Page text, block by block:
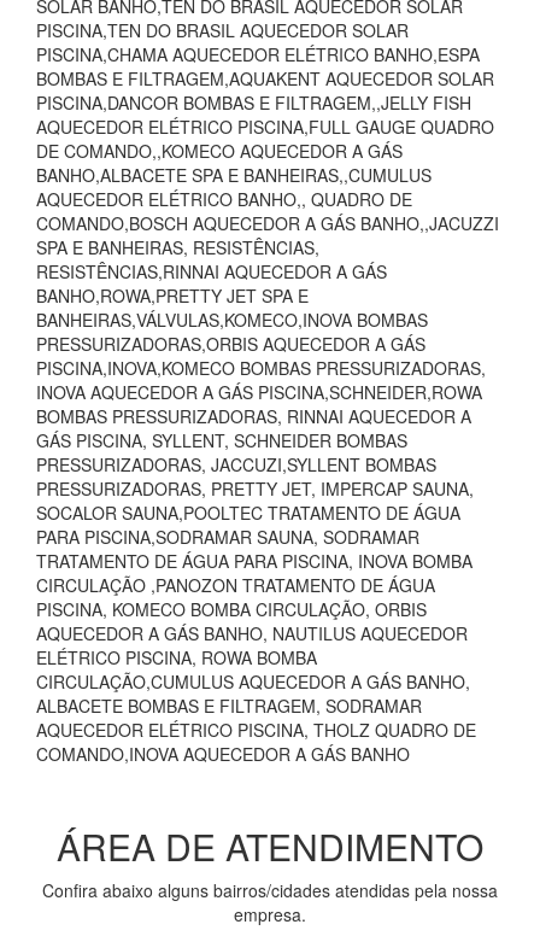
SOLAR BANHO,TEN DO BRASIL AQUECEDOR SOLAR
PISCINA,TEN DO BRASIL AQUECEDOR SOLAR
PISCINA,CHAMA AQUECEDOR ELÉTRICO BANHO,ESPA
BOMBAS E FILTRAGEM,AQUAKENT AQUECEDOR SOLAR
PISCINA,DANCOR BOMBAS E FILTRAGEM,,JELLY FISH
AQUECEDOR ELÉTRICO PISCINA,FULL GAUGE QUADRO
DE COMANDO,,KOMECO AQUECEDOR A GÁS
BANHO,ALBACETE SPA E BANHEIRAS,,CUMULUS
AQUECEDOR ELÉTRICO BANHO,, QUADRO DE
COMANDO,BOSCH AQUECEDOR A GÁS BANHO,,JACUZZI
SPA E BANHEIRAS, RESISTÊNCIAS,
RESISTÊNCIAS,RINNAI AQUECEDOR A GÁS
BANHO,ROWA,PRETTY JET SPA E
BANHEIRAS,VÁLVULAS,KOMECO,INOVA BOMBAS
PRESSURIZADORAS,ORBIS AQUECEDOR A GÁS
PISCINA,INOVA,KOMECO BOMBAS PRESSURIZADORAS,
INOVA AQUECEDOR A GÁS PISCINA,SCHNEIDER,ROWA
BOMBAS PRESSURIZADORAS, RINNAI AQUECEDOR A
GÁS PISCINA, SYLLENT, SCHNEIDER BOMBAS
PRESSURIZADORAS, JACCUZI,SYLLENT BOMBAS
PRESSURIZADORAS, PRETTY JET, IMPERCAP SAUNA,
SOCALOR SAUNA,POOLTEC TRATAMENTO DE ÁGUA
PARA PISCINA,SODRAMAR SAUNA, SODRAMAR
TRATAMENTO DE ÁGUA PARA PISCINA, INOVA BOMBA
CIRCULAÇÃO ,PANOZON TRATAMENTO DE ÁGUA
PISCINA, KOMECO BOMBA CIRCULAÇÃO, ORBIS
AQUECEDOR A GÁS BANHO, NAUTILUS AQUECEDOR
ELÉTRICO PISCINA, ROWA BOMBA
CIRCULAÇÃO,CUMULUS AQUECEDOR A GÁS BANHO,
ALBACETE BOMBAS E FILTRAGEM, SODRAMAR
AQUECEDOR ELÉTRICO PISCINA, THOLZ QUADRO DE
COMANDO,INOVA AQUECEDOR A GÁS BANHO
ÁREA DE ATENDIMENTO
Confira abaixo alguns bairros/cidades atendidas pela nossa
empresa.